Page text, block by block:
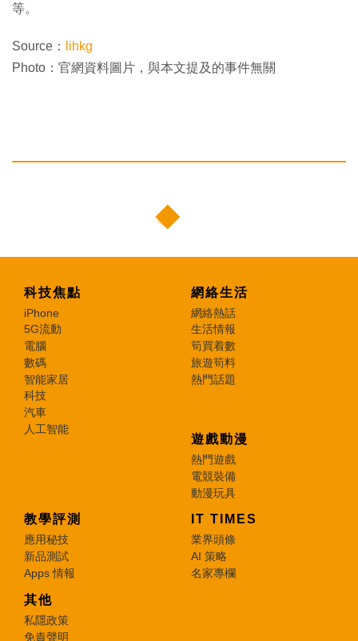
等。
Source：
lihkg
Photo：官網資料圖片，與本文提及的事件無關
科技焦點
iPhone
5G流動
電腦
數碼
智能家居
科技
汽車
人工智能
網絡生活
網絡熱話
生活情報
筍買着數
旅遊筍料
熱門話題
遊戲動漫
熱門遊戲
電競裝備
動漫玩具
教學評測
應用秘技
新品測試
Apps 情報
IT TIMES
業界頭條
AI 策略
名家專欄
其他
私隱政策
免責聲明